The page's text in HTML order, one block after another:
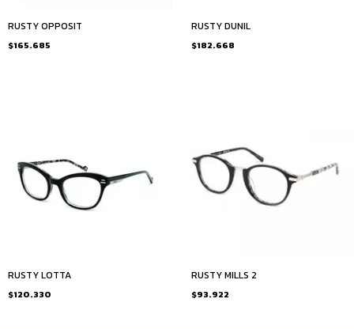
RUSTY OPPOSIT
$165.685
RUSTY DUNIL
$182.668
RUSTY LOTTA
$120.330
RUSTY MILLS 2
$93.922